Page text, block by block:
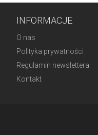
INFORMACJE
O nas
Polityka prywatności
Regulamin newslettera
Kontakt